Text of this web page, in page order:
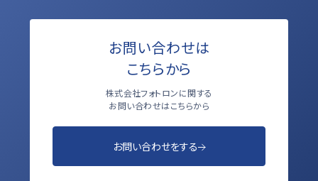
お問い合わせは
こちらから
株式会社フォトロンに関する
お問い合わせはこちらから
お問い合わせをする